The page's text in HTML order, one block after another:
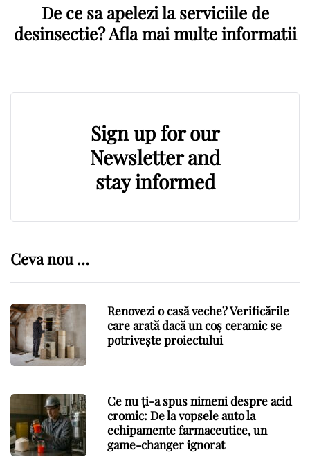
De ce sa apelezi la serviciile de
desinsectie? Afla mai multe informatii
Sign up for our
Newsletter and
stay informed
Ceva nou …
Renovezi o casă veche? Verificările
care arată dacă un coș ceramic se
potrivește proiectului
Ce nu ți-a spus nimeni despre acid
cromic: De la vopsele auto la
echipamente farmaceutice, un
game-changer ignorat